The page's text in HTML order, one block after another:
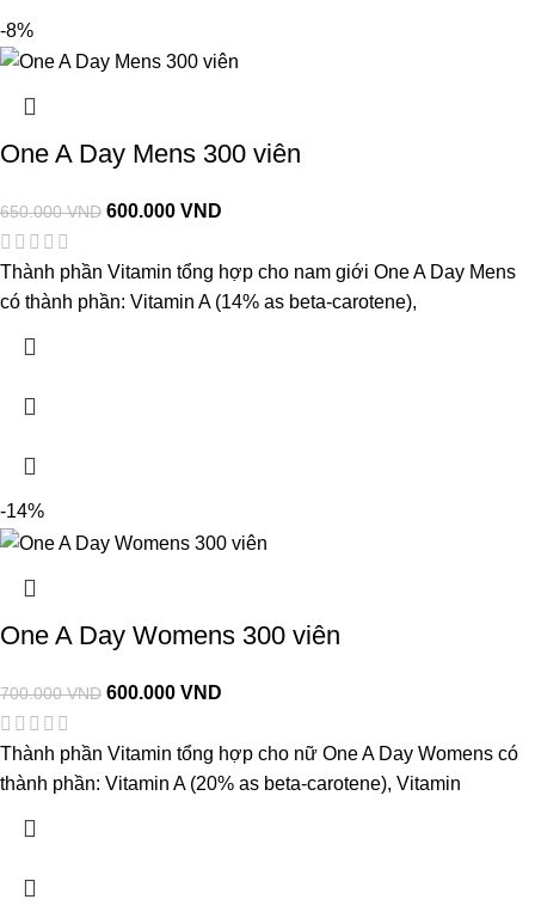
-8%
One A Day Mens 300 viên
650.000VND 600.000VND
Thành phần Vitamin tổng hợp cho nam giới One A Day Mens
có thành phần: Vitamin A (14% as beta-carotene),
-14%
One A Day Womens 300 viên
700.000VND 600.000VND
Thành phần Vitamin tổng hợp cho nữ One A Day Womens có
thành phần: Vitamin A (20% as beta-carotene), Vitamin